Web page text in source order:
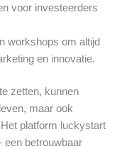
voor investeerders
workshops om altijd
en innovatie.
zetten, kunnen
maar ook
platform luckystart
betrouwbaar